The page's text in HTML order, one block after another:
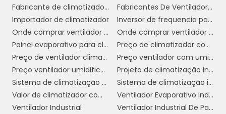
Essas vantagens fazem dos climatizadores de
ar uma escolha inteligente para quem busca
conforto, economia e eficiência na
climatização de espaços, sejam eles
residenciais ou comerciais.
FATORES QUE
INFLUENCIAM O PREÇO
Fabricante de climatizador industrial
Fabricantes De Ventiladores Industriais
Importador de climatizador
Inversor de frequencia para climatizador
Onde comprar ventilador climatizador
Onde comprar ventilador climatizador em sp
Painel evaporativo para climatizador
Preço de climatizador com névoa
Preço de ventilador climatizador industrial
Preço ventilador com umidificador
Preço ventilador umidificador climatizador
Projeto de climatização industrial
Sistema de climatização evaporativa
Sistema de climatização industrial
Valor de climatizador com névoa
Ventilador Evaporativo Industrial
Ventilador Industrial
Ventilador Industrial De Parede